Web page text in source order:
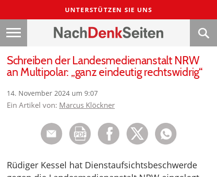
UNTERSTÜTZEN SIE UNS
Schreiben der Landesmedienanstalt NRW
an Multipolar: „ganz eindeutig rechtswidrig“
14. November 2024 um 9:07
Ein Artikel von: Marcus Klöckner
Rüdiger Kessel hat Dienstaufsichtsbeschwerde